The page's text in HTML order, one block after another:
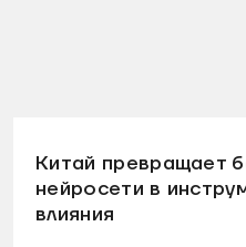
Китай превращает
нейросети в
влияния